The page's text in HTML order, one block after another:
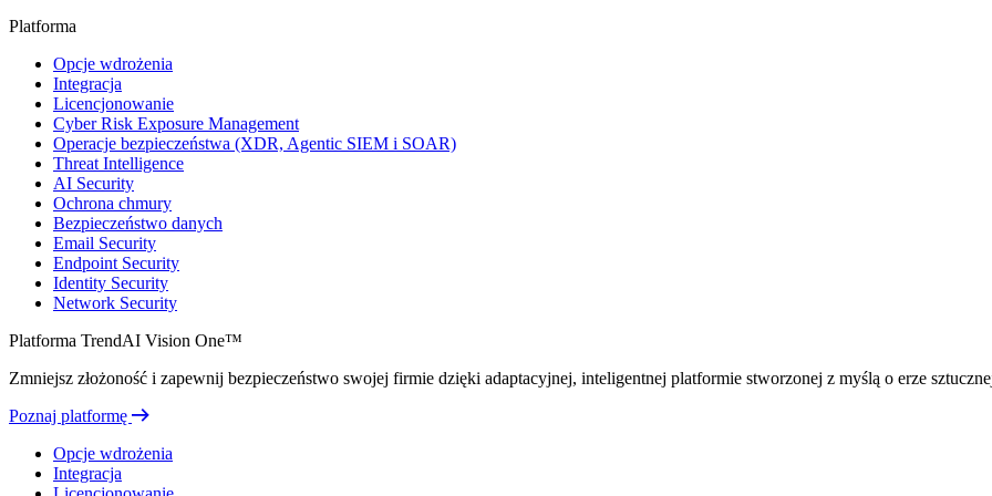
Platforma
Opcje wdrożenia
Integracja
Licencjonowanie
Cyber Risk Exposure Management
Operacje bezpieczeństwa (XDR, Agentic SIEM i SOAR)
Threat Intelligence
AI Security
Ochrona chmury
Bezpieczeństwo danych
Email Security
Endpoint Security
Identity Security
Network Security
Platforma TrendAI Vision One™
Zmniejsz złożoność i zapewnij bezpieczeństwo swojej firmie dzięki adaptacyjnej, inteligentnej platformie stworzonej z myślą o erze
Poznaj platformę
Opcje wdrożenia
Integracja